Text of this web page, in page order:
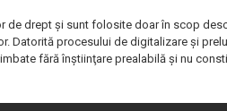
de drept şi sunt folosite doar în scop
Datorită procesului de digitalizare și
fără înştiinţare prealabilă şi nu